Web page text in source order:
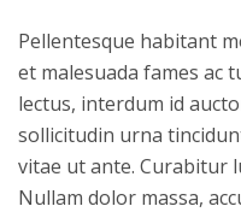
Pellentesque habitant
et malesuada fames ac
lectus, interdum id
sollicitudin urna
vitae ut ante. Curabitur
Nullam dolor massa,